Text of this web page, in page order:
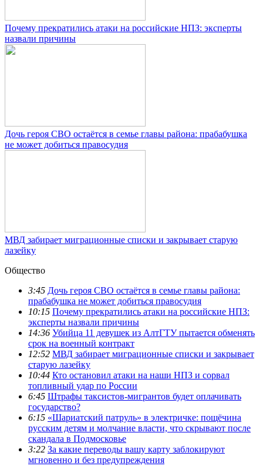
Почему прекратились атаки на российские НПЗ: эксперты
назвали причины
Дочь героя СВО остаётся в семье главы района: прабабушка
не может добиться правосудия
МВД забирает миграционные списки и закрывает старую
лазейку
Общество
3:45 Дочь героя СВО остаётся в семье главы района:
прабабушка не может добиться правосудия
10:15 Почему прекратились атаки на российские НПЗ:
эксперты назвали причины
14:36 Убийца 11 девушек из АлтГТУ пытается обменять
срок на военный контракт
12:52 МВД забирает миграционные списки и закрывает
старую лазейку
10:44 Кто остановил атаки на наши НПЗ и сорвал
топливный удар по России
6:45 Штрафы таксистов-мигрантов будет оплачивать
государство?
6:15 «Шариатский патруль» в электричке: пощёчина
русским детям и молчание власти, что скрывают после
скандала в Подмосковье
3:22 За какие переводы вашу карту заблокируют
мгновенно и без предупреждения